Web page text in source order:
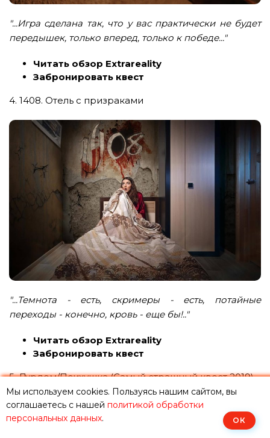
"...Игра сделана так, что у вас практически не будет
передышек, только вперед, только к победе..."
Читать обзор Extrareality
Забронировать квест
4. 1408. Отель с призраками
"...Темнота - есть, скримеры - есть, потайные
переходы - конечно, кровь - еще бы!.."
Читать обзор Extrareality
Забронировать квест
5. Дурдом/Психушка (Самый страшный квест 2019)
Мы используем cookies. Пользуясь нашим сайтом, вы
соглашаетесь с нашей политикой обработки
персональных данных. ОК